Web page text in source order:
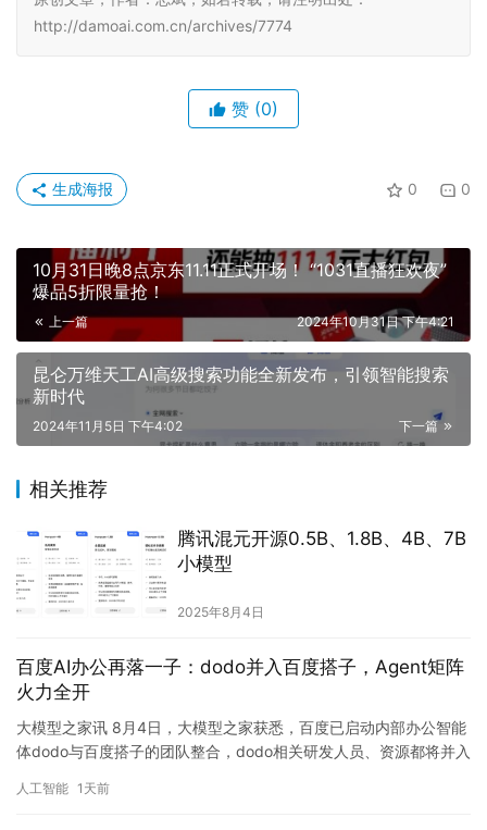
http://damoai.com.cn/archives/7774
赞 (0)
0 0
生成海报
10月31日晚8点京东11.11正式开场！ “1031直播狂欢夜”
爆品5折限量抢！
上一篇 2024年10月31日 下午4:21
昆仑万维天工AI高级搜索功能全新发布，引领智能搜索
新时代‌
下一篇
2024年11月5日 下午4:02
相关推荐
腾讯混元开源0.5B、1.8B、4B、7B
小模型
2025年8月4日
百度AI办公再落一子：dodo并入百度搭子，Agent矩阵
火力全开
大模型之家讯 8月4日，大模型之家获悉，百度已启动内部办公智能
体dodo与百度搭子的团队整合，dodo相关研发人员、资源都将并入
人工智能 1天前